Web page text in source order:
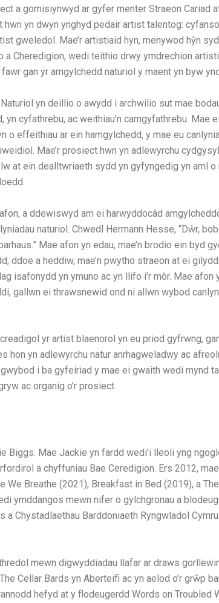
a gomisiynwyd ar gyfer menter Straeon Cariad
hwn yn dwyn ynghyd pedair artist talentog:
gweledol. Mae’r artistiaid hyn, menywod hŷn
a Cheredigion, wedi teithio drwy ymdrechion
gan yr amgylchedd naturiol y maent yn byw
yn deillio o awydd i archwilio sut mae
cyfathrebu, ac weithiau’n camgyfathrebu. Mae
o effeithiau ar ein hamgylchedd, y mae eu
Mae’r prosiect hwn yn adlewyrchu
at ein dealltwriaeth sydd yn gyfyngedig yn aml o
a ddewiswyd am ei harwyddocâd
naturiol. Chwedl Hermann Hesse, “Dŵr,
Mae afon yn edau, mae’n brodio ein byd
ddoe a heddiw, mae’n pwytho straeon at ei
isafonydd yn ymuno ac yn llifo i’r môr. Mae afon
gallwn ei thrawsnewid ond ni allwn wybod
yr artist blaenorol yn eu priod gyfrwng,
hon yn adlewyrchu natur anrhagweladwy ac
i ba gyfeiriad y mae ei gwaith wedi mynd
ac organig o’r prosiect.
Biggs. Mae Jackie yn fardd wedi’i lleoli yng
a chyffuniau Bae Ceredigion. Ers 2012,
We Breathe (2021), Breakfast in Bed (2019), a
ymddangos mewn nifer o gylchgronau a
a Chystadlaethau Barddoniaeth Ryngwladol
mewn digwyddiadau llafar ar draws
Cellar Bards yn Aberteifi ac yn aelod o’r grŵp
hefyd at y flodeugerdd Words on Troubled